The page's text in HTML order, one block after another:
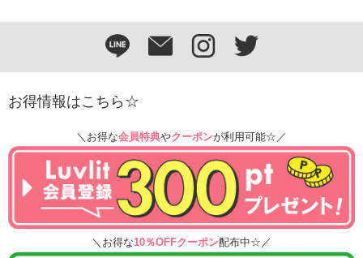
お得情報はこちら☆
＼お得な会員特典やクーポンが利用可能☆／
＼お得な10％OFFクーポン配布中☆／